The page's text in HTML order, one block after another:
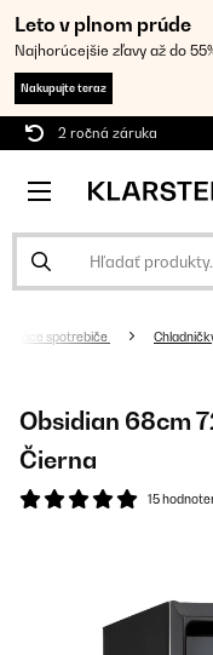
Leto v plnom prúde
Najhorúcejšie zľavy až do
Nakupujte teraz
2 ročná záruka
spotrebiče
Obsidian 68cm
Čierna
15